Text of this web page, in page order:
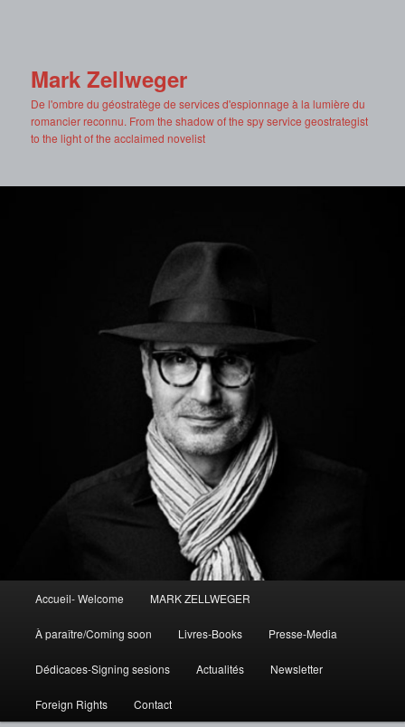
Mark Zellweger
De l'ombre du géostratège de services d'espionnage à la lumière du
romancier reconnu. From the shadow of the spy service geostrategist
to the light of the acclaimed novelist
Aller
au
contenu
principal
Accueil- Welcome MARK ZELLWEGER
À paraître/Coming soon Livres-Books Presse-Media
Dédicaces-Signing sesions Actualités Newsletter
Foreign Rights Contact